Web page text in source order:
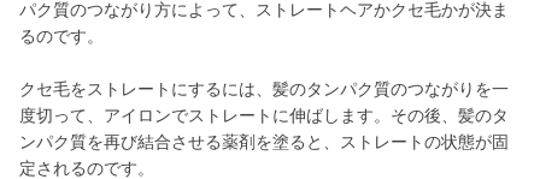
パク質のつながり方によって、ストレートヘアかクセ毛かが決ま
るのです。
クセ毛をストレートにするには、髪のタンパク質のつながりを一
度切って、アイロンでストレートに伸ばします。その後、髪のタ
ンパク質を再び結合させる薬剤を塗ると、ストレートの状態が固
定されるのです。